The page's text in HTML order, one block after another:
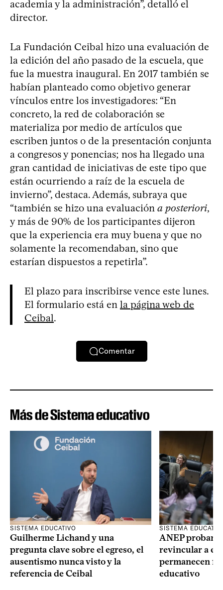
academia y la administración”, detalló el
director.
La Fundación Ceibal hizo una evaluación de
la edición del año pasado de la escuela, que
fue la muestra inaugural. En 2017 también se
habían planteado como objetivo generar
vínculos entre los investigadores: “En
concreto, la red de colaboración se
materializa por medio de artículos que
escriben juntos o de la presentación conjunta
a congresos y ponencias; nos ha llegado una
gran cantidad de iniciativas de este tipo que
están ocurriendo a raíz de la escuela de
invierno”, destaca. Además, subraya que
“también se hizo una evaluación a posteriori,
y más de 90% de los participantes dijeron
que la experiencia era muy buena y que no
solamente la recomendaban, sino que
estarían dispuestos a repetirla”.
El plazo para inscribirse vence este lunes.
El formulario está en la página web de
Ceibal.
Comentar
Más de Sistema educativo
SISTEMA EDUCATIVO
Guilherme Lichand y una
pregunta clave sobre el egreso, el
ausentismo nunca visto y la
referencia de Ceibal
SISTEMA
ANEP probará
revincular a
permanecen
educativo